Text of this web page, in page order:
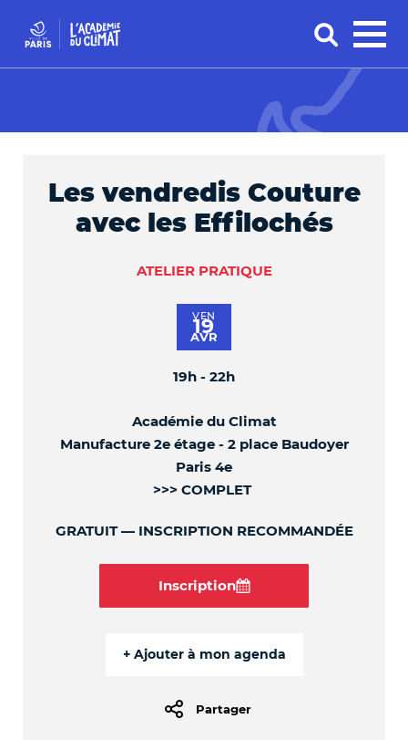
Les vendredis Couture
avec les Effilochés
ATELIER PRATIQUE
VEN
19
AVR
19h - 22h
Académie du Climat
Manufacture 2e étage - 2 place Baudoyer
Paris 4e
>>> COMPLET
GRATUIT INSCRIPTION RECOMMANDÉE
Inscription
Partager